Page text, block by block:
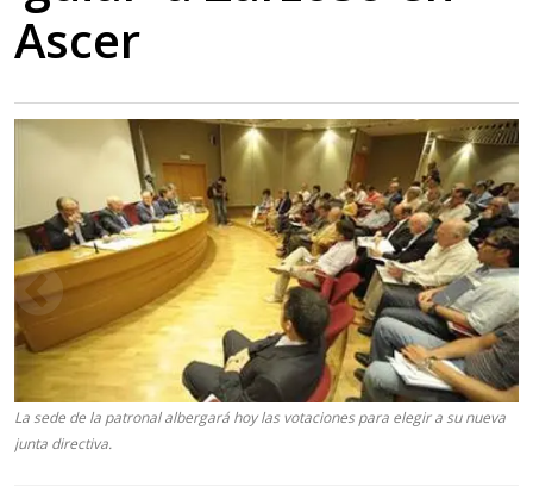
Ascer
La sede de la patronal albergará hoy las votaciones para elegir a su nueva
junta directiva.